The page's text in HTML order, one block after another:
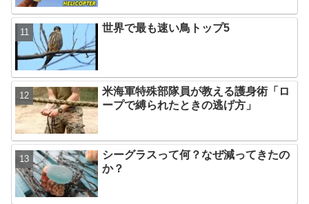
世界で最も速い鳥トップ5
米海軍特殊部隊員が教える護身術「ロ
ープで縛られたときの逃げ方」
シーグラスって何？なぜ減ってきたの
か？